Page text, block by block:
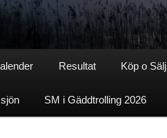
Resultat Köp o Sälj
SM i Gäddtrolling 2026